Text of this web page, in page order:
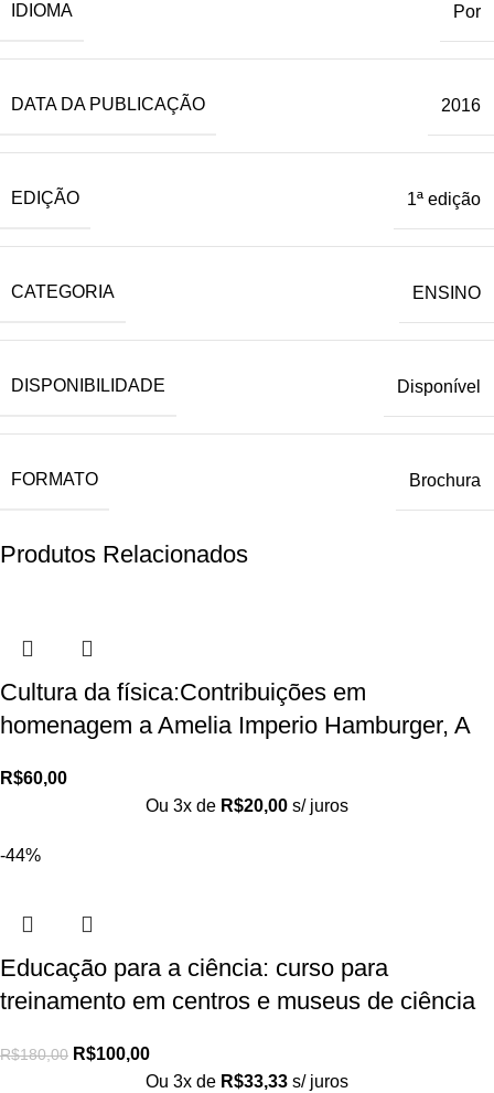
IDIOMA Por
DATA DA PUBLICAÇÃO 2016
EDIÇÃO 1ª edição
CATEGORIA ENSINO
DISPONIBILIDADE Disponível
FORMATO Brochura
Produtos Relacionados
Cultura da física:Contribuições em
homenagem a Amelia Imperio Hamburger, A
R$60,00
Ou 3x de R$20,00 s/ juros
-44%
Educação para a ciência: curso para
treinamento em centros e museus de ciência
R$180,00 R$100,00
Ou 3x de R$33,33 s/ juros